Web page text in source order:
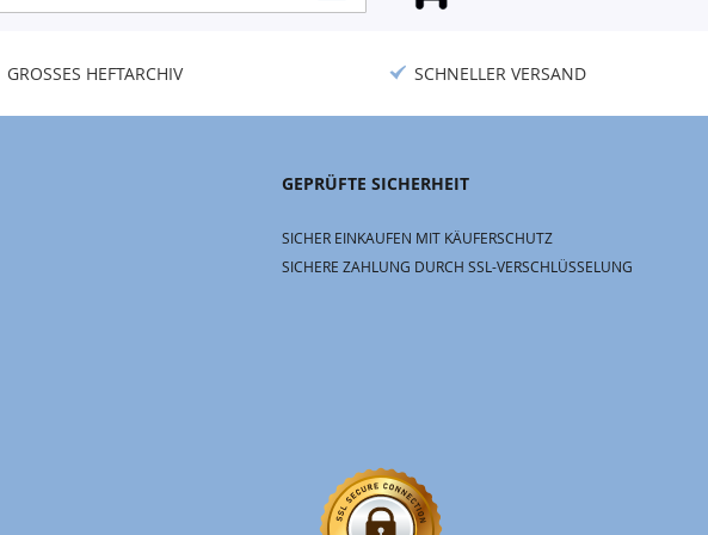
GROSSES HEFTARCHIV SCHNELLER VERSAND
GEPRÜFTE SICHERHEIT
SICHER EINKAUFEN MIT KÄUFERSCHUTZ
SICHERE ZAHLUNG DURCH SSL-VERSCHLÜSSELUNG